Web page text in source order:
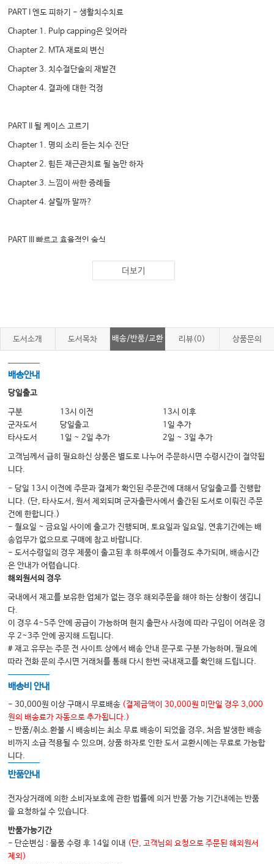
PART I 엔도 피하기 - 생활치수치료
Chapter 1. Pulp capping은 잊어라
Chapter 2. MTA 재료의 변신
Chapter 3. 치수절단술의 재발견
Chapter 4. 결과에 대한 걱정
PART II 될 케이스 고르기
Chapter 1. 명의 소리 듣는 치수 진단
Chapter 2. 힘든 재근관치료 될 놈만 하자
Chapter 3. 느낌이 싸한 증례들
Chapter 4. 살릴까 말까?
PART III 빠르고 효율적인 술식
Chapter 1. 사고 막는 오프닝 공식
Chapter 2. 결과를 결정짓는 근관장 측정 공식
Chapter 5. 세상 간편하나 조심해야 할 충전
PART IV 부록 - 조원장 엔도 키트에 들어있는 잇템들
더보기
도서소개 도서목차 배송/반품/교환 리뷰(0) 상품문의
배송안내
당일출고
구분 13시 이전
13시 이후
군자도서
당일출고
1일 추가
타사도서
1일 ~ 2일 추가 2일 ~ 3일 추가
고객님께서 급히 필요하신 상품은 별도로 나누어 주문하시면 수령시간이 절약됩
니다.
- 당일 13시 이전에 주문과 결제가 확인된 주문건에 대해서 당일출고를 진행합
니다. (단, 타사도서, 원서 제외되며 군자출판사에서 출간된 도서로 이뤄진 주문
건에 한합니다.)
- 월요일 ~ 금요일 사이에 출고가 진행되며, 토요일과 일요일, 연휴기간에는 배
송업무가 없으므로 구매에 참고 바랍니다.
- 도서수령일의 경우 제품이 출고된 후 하루에서 이틀정도 추가되며, 배송시간
은 안내가 어렵습니다.
해외원서의 경우
국내에서 재고를 보유한 업체가 없는 경우 해외주문을 해야 하는 상황이 생깁니
다.
이 경우 4~5주 안에 공급이 가능하며 현지 출판사 사정에 따라 구입이 어려운 경
우 2~3주 안에 공지해 드립니다.
# 재고 유무는 주문 전 사이트 상에서 배송 안내 문구로 구분 가능하며, 필요에
따라 전화 문의 주시면 거래처를 통해 다시 한번 국내재고를 확인해 드립니다.
배송비 안내
- 30,000원 이상 구매시 무료배송 (결제금액이 30,000원 미만일 경우 3,000
원의 배송료가 자동으로 추가됩니다.)
- 반품/취소.환불 시 배송비는 최소 무료 배송이 되었을 경우, 처음 발생한 배송
비까지 소급 적용될 수 있으며, 상품 하자로 인한 도서 교환시에는 무료로 가능합
니다.
반품안내
전자상거래에 의한 소비자보호에 관한 법률에 의거 반품 가능 기간내에는 반품
을 요청하실 수 있습니다.
반품가능기간
- 단순변심 : 물품 수령 후 14일 이내 (단, 고객님의 요청으로 주문된 해외원서
제외)